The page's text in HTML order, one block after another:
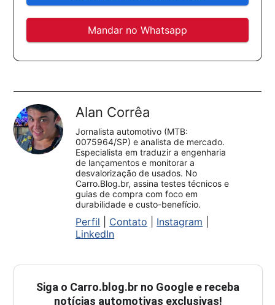
Mandar no Whatsapp
Alan Corrêa
Jornalista automotivo (MTB:
0075964/SP) e analista de mercado.
Especialista em traduzir a engenharia
de lançamentos e monitorar a
desvalorização de usados. No
Carro.Blog.br, assina testes técnicos e
guias de compra com foco em
durabilidade e custo-benefício.
Perfil Contato Instagram
LinkedIn
Siga o Carro.blog.br no Google e receba
notícias automotivas exclusivas!